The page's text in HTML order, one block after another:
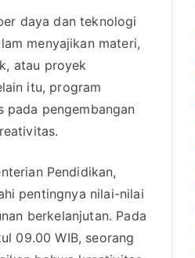
daya dan teknologi
menyajikan materi,
atau proyek
itu, program
pada pengembangan
Pendidikan,
pentingnya nilai-nilai
berkelanjutan. Pada
09.00 WIB, seorang